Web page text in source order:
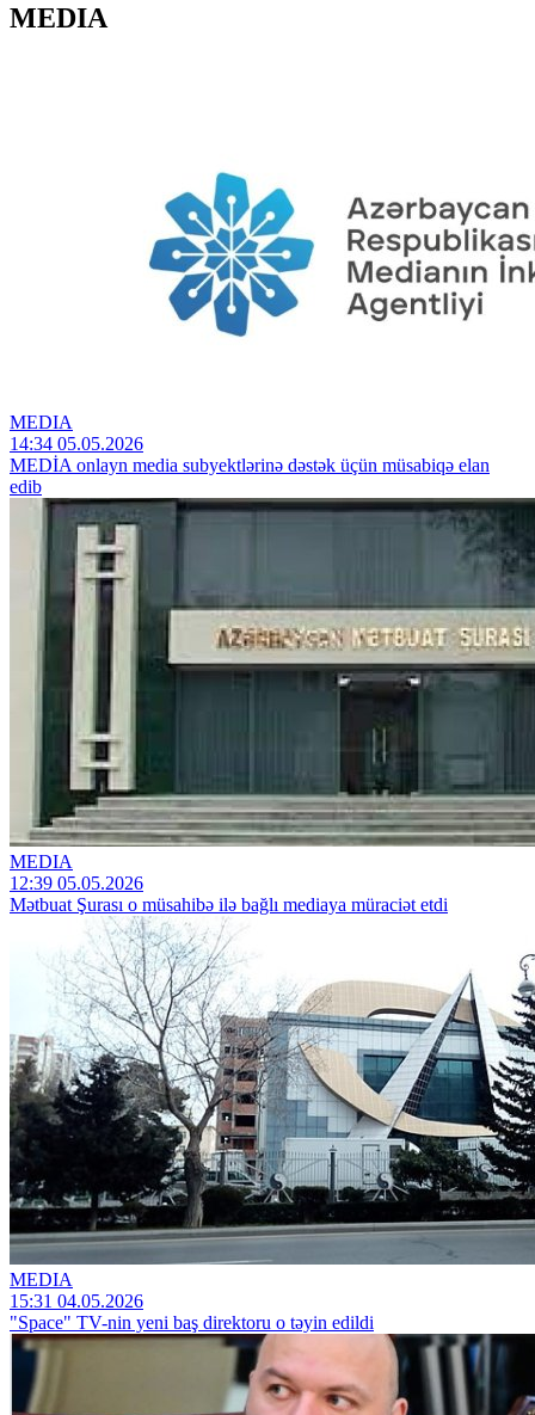
MEDIA
MEDIA
14:34 05.05.2026
MEDİA onlayn media subyektlərinə dəstək üçün müsabiqə elan
edib
MEDIA
12:39 05.05.2026
Mətbuat Şurası o müsahibə ilə bağlı mediaya müraciət etdi
MEDIA
15:31 04.05.2026
"Space" TV-nin yeni baş direktoru o təyin edildi